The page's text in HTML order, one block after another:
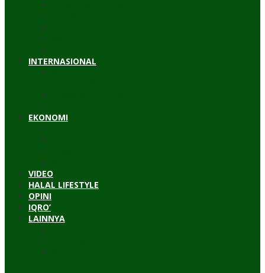
INTERNASIONAL
EKONOMI
VIDEO
HALAL LIFESTYLE
OPINI
IQRO’
LAINNYA